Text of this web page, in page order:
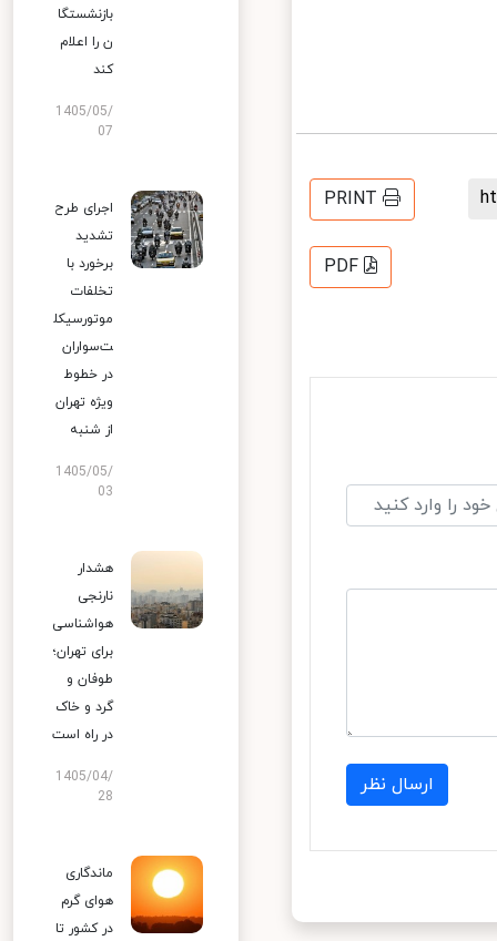
PRINT
PDF
ارسال نظر
بازنشستگا
ن را اعلام
کند
1405/05/
07
اجرای طرح
تشدید
برخورد با
تخلفات
موتورسیکل
ت‌سواران
در خطوط
ویژه تهران
از شنبه
1405/05/
03
هشدار
نارنجی
هواشناسی
برای تهران؛
طوفان و
گرد و خاک
در راه است
1405/04/
28
ماندگاری
هوای گرم
در کشور تا